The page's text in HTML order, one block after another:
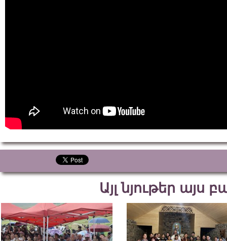
Այլ նյութեր այս